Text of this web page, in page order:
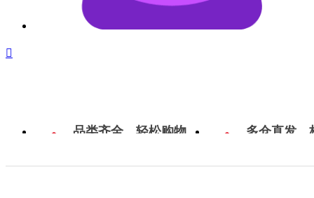

品类齐全，轻松购物 多仓直发，